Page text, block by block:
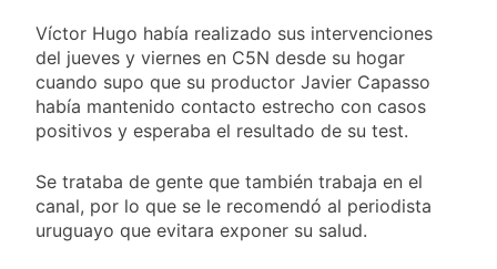
Víctor Hugo había realizado sus intervenciones
del jueves y viernes en C5N desde su hogar
cuando supo que su productor Javier Capasso
había mantenido contacto estrecho con casos
positivos y esperaba el resultado de su test.
Se trataba de gente que también trabaja en el
canal, por lo que se le recomendó al periodista
uruguayo que evitara exponer su salud.